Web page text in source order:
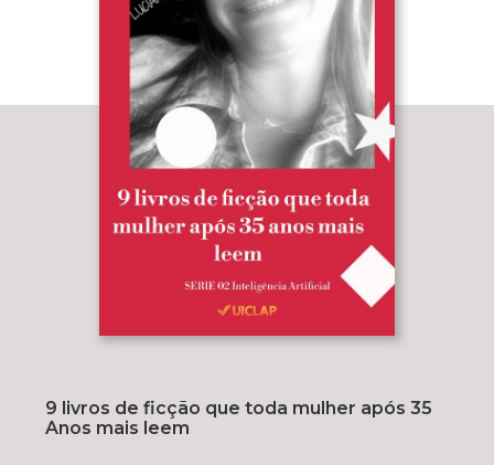
9 livros de ficção que toda mulher após 35
Anos mais leem